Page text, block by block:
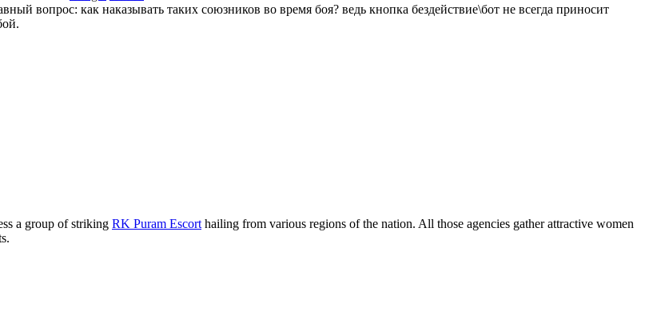
вопрос: как наказывать таких союзников во время боя? ведь кнопка бездействие\бот не всегда приносит
a group of striking RK Puram Escort hailing from various regions of the nation. All those agencies gather attractive women